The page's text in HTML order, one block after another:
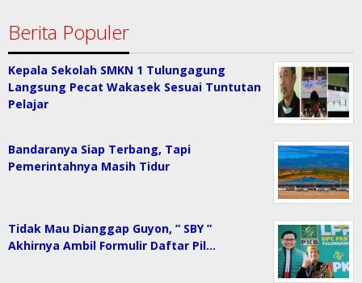
Berita Populer
Kepala Sekolah SMKN 1 Tulungagung
Langsung Pecat Wakasek Sesuai Tuntutan
Pelajar
Bandaranya Siap Terbang, Tapi
Pemerintahnya Masih Tidur
Tidak Mau Dianggap Guyon, ” SBY ”
Akhirnya Ambil Formulir Daftar Pil…